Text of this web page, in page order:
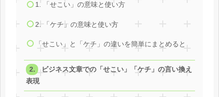
1. 「せこい」の意味と使い方
2. 「ケチ」の意味と使い方
「せこい」と「ケチ」の違いを簡単にまとめると
ビジネス文章での「せこい」「ケチ」の言い換え
表現